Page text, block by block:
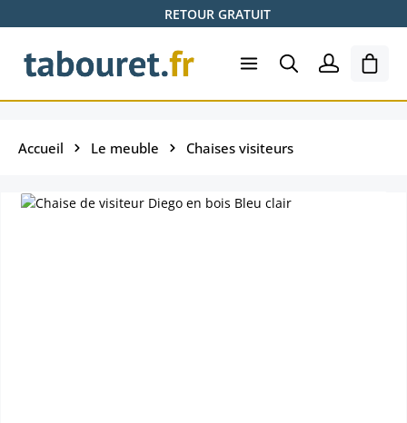
Passer au contenu principalRETOUR GRATUIT
Le
Accueil Le meuble Chaises visiteurs